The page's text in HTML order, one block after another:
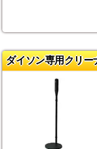
ダイソン専用クリー